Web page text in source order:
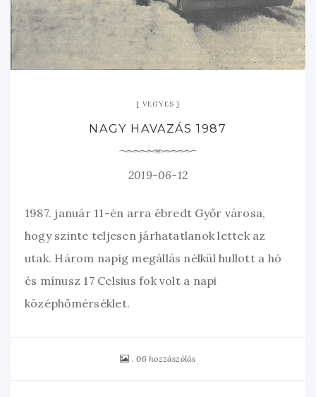
VEGYES
NAGY HAVAZÁS 1987
2019-06-12
1987. január 11-én arra ébredt Győr városa,
hogy szinte teljesen járhatatlanok lettek az
utak. Három napig megállás nélkül hullott a hó
és mínusz 17 Celsius fok volt a napi
középhőmérséklet.
06 hozzászólás